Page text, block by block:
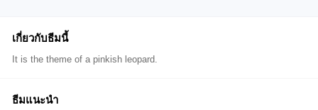
เกี่ยวกับธีมนี้
It is the theme of a pinkish leopard.
ธีมแนะนำ